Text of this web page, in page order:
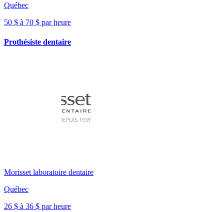
Québec
50 $ à 70 $ par heure
Prothésiste dentaire
Morisset laboratoire dentaire
Québec
26 $ à 36 $ par heure